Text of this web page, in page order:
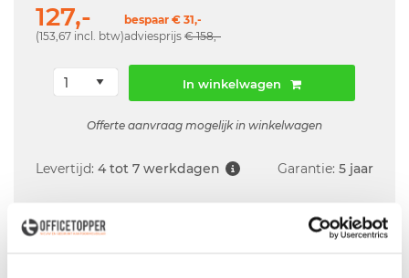
127,-
(153,67 incl. btw)
bespaar € 31,-
adviesprijs € 158,-
In winkelwagen
Offerte aanvraag mogelijk in winkelwagen
Levertijd: 4 tot 7 werkdagen Garantie: 5 jaar